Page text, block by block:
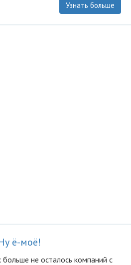
Узнать больше
ё-моё!
не осталоcь компаний с